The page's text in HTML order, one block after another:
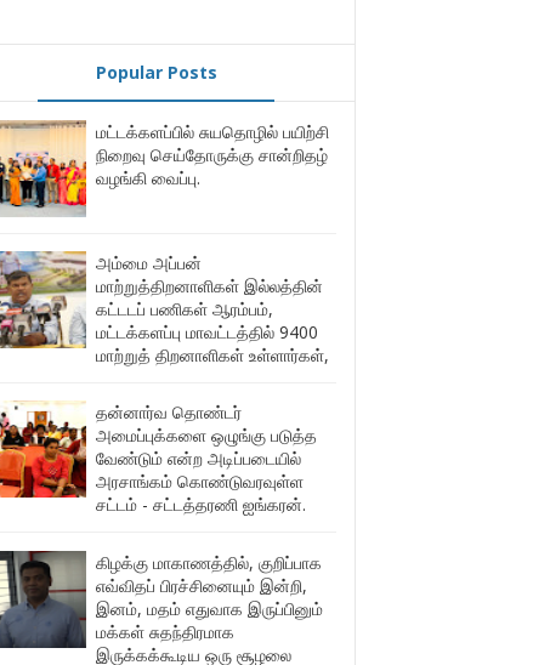
Popular Posts
மட்டக்களப்பில் சுயதொழில் பயிற்சி
நிறைவு செய்தோருக்கு சான்றிதழ்
வழங்கி வைப்பு.
அம்மை அப்பன்
மாற்றுத்திறனாளிகள் இல்லத்தின்
கட்டடப் பணிகள் ஆரம்பம்,
மட்டக்களப்பு மாவட்டத்தில் 9400
மாற்றுத் திறனாளிகள் உள்ளார்கள்,
தன்னார்வ தொண்டர்
அமைப்புக்களை ஒழுங்கு படுத்த
வேண்டும் என்ற அடிப்படையில்
அரசாங்கம் கொண்டுவரவுள்ள
சட்டம் - சட்டத்தரணி ஐங்கரன்.
கிழக்கு மாகாணத்தில், குறிப்பாக
எவ்விதப் பிரச்சினையும் இன்றி,
இனம், மதம் எதுவாக இருப்பினும்
மக்கள் சுதந்திரமாக
இருக்கக்கூடிய ஒரு சூழலை